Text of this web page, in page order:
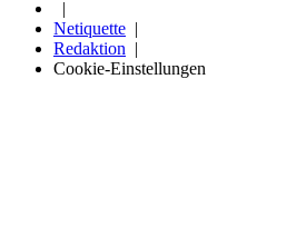
Netiquette
Redaktion
Cookie-Einstellungen